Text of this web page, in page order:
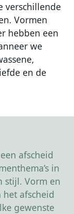
verschillende
Vormen
hebben een
we
en de
afscheid
in
stijl. Vorm en
het afscheid
gewenste